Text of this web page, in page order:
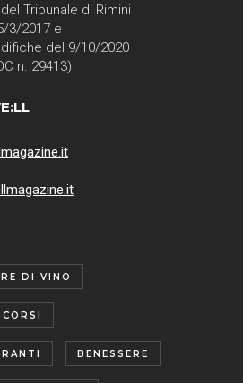
Tribunale di Rimini
3/2017 e
del 9/10/2020
n. 29413)
DI VINO
BENESSERE